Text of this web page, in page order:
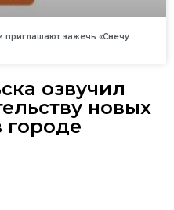
приглашают зажечь «Свечу
озвучил
новых
городе